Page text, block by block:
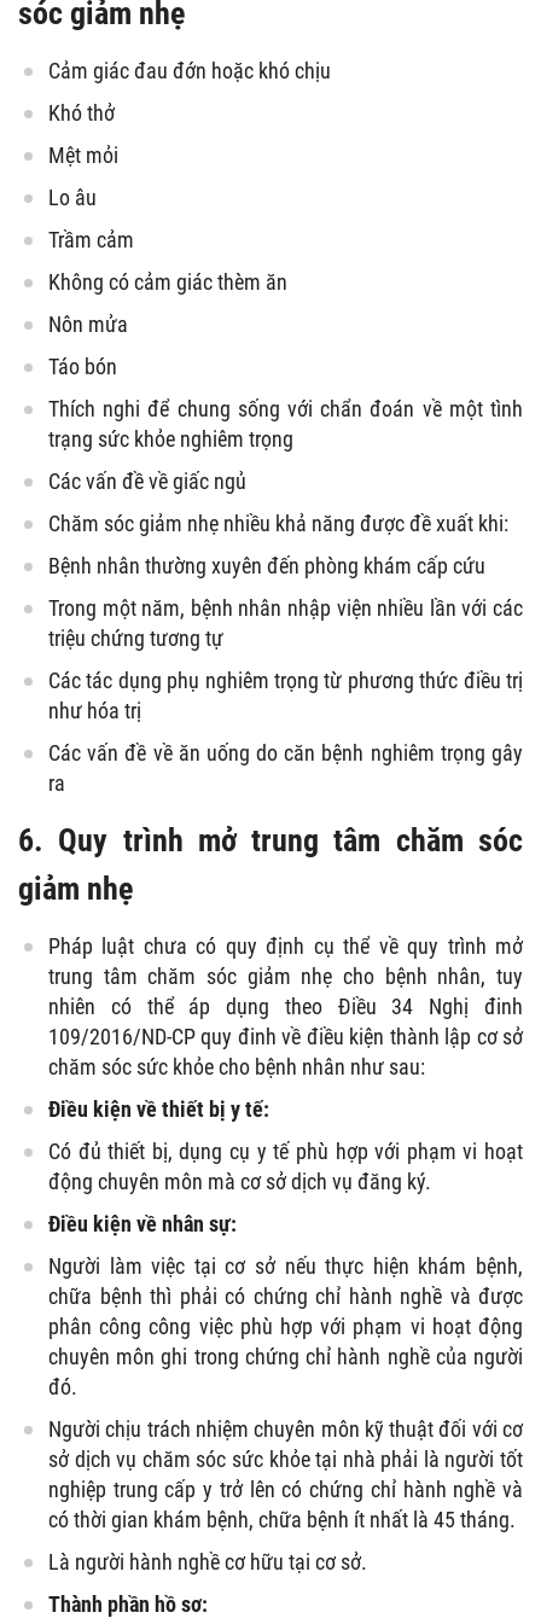
sóc giảm nhẹ
Cảm giác đau đớn hoặc khó chịu
Khó thở
Mệt mỏi
Lo âu
Trầm cảm
Không có cảm giác thèm ăn
Nôn mửa
Táo bón
Thích nghi để chung sống với chẩn đoán về một tình
trạng sức khỏe nghiêm trọng
Các vấn đề về giấc ngủ
Chăm sóc giảm nhẹ nhiều khả năng được đề xuất khi:
Bệnh nhân thường xuyên đến phòng khám cấp cứu
Trong một năm, bệnh nhân nhập viện nhiều lần với các
triệu chứng tương tự
Các tác dụng phụ nghiêm trọng từ phương thức điều trị
như hóa trị
Các vấn đề về ăn uống do căn bệnh nghiêm trọng gây
ra
6. Quy trình mở trung tâm chăm sóc
giảm nhẹ
Pháp luật chưa có quy định cụ thể về quy trình mở
trung tâm chăm sóc giảm nhẹ cho bệnh nhân, tuy
nhiên có thể áp dụng theo Điều 34 Nghị đinh
109/2016/ND-CP quy đinh về điều kiện thành lập cơ sở
chăm sóc sức khỏe cho bệnh nhân như sau:
Điều kiện về thiết bị y tế:
Có đủ thiết bị, dụng cụ y tế phù hợp với phạm vi hoạt
động chuyên môn mà cơ sở dịch vụ đăng ký.
Điều kiện về nhân sự:
Người làm việc tại cơ sở nếu thực hiện khám bệnh,
chữa bệnh thì phải có chứng chỉ hành nghề và được
phân công công việc phù hợp với phạm vi hoạt động
chuyên môn ghi trong chứng chỉ hành nghề của người
đó.
Người chịu trách nhiệm chuyên môn kỹ thuật đối với cơ
sở dịch vụ chăm sóc sức khỏe tại nhà phải là người tốt
nghiệp trung cấp y trở lên có chứng chỉ hành nghề và
có thời gian khám bệnh, chữa bệnh ít nhất là 45 tháng.
Là người hành nghề cơ hữu tại cơ sở.
Thành phần hồ sơ: